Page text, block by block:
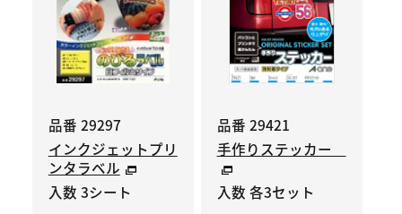
品番 29297
インクジェットプリ
ンタラベル
入数 3シート
品番 29421
手作りステッカー
入数 各3セット